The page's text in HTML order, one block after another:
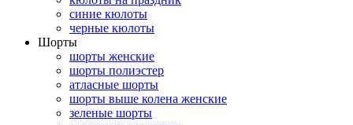
синие кюлоты
черные кюлоты
Шорты
шорты женские
шорты полиэстер
атласные шорты
шорты выше колена женские
зеленые шорты